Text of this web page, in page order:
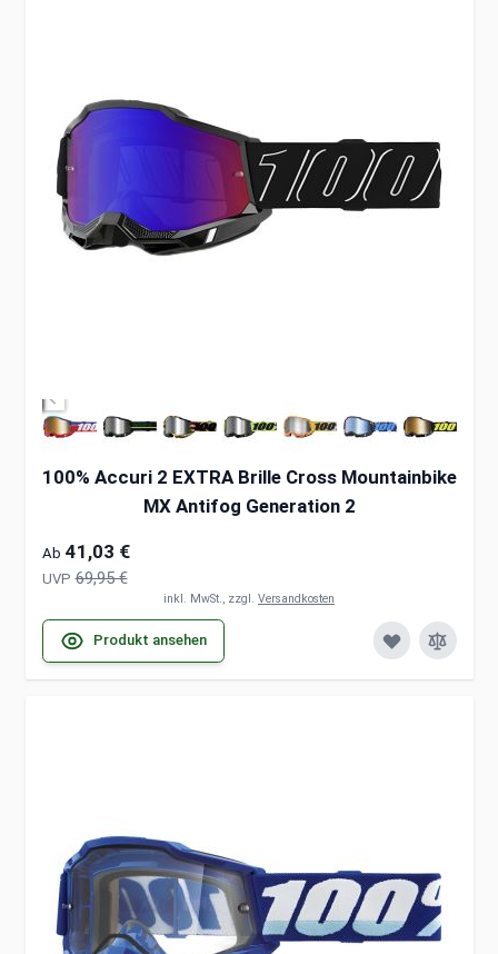
100% Accuri 2 EXTRA Brille Cross Mountainbike
MX Antifog Generation 2
Ab 41,03 €
UVP 69,95 €
inkl. MwSt., zzgl. Versandkosten
Produkt ansehen